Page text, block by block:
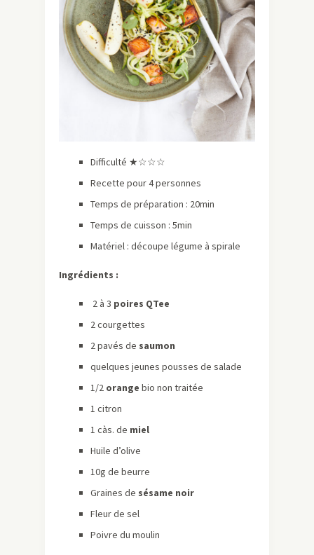
Difficulté ★☆☆☆
Recette pour 4 personnes
Temps de préparation : 20min
Temps de cuisson : 5min
Matériel : découpe légume à spirale
Ingrédients :
2 à 3 poires QTee
2 courgettes
2 pavés de saumon
quelques jeunes pousses de salade
1/2 orange bio non traitée
1 citron
1 càs. de miel
Huile d’olive
10g de beurre
Graines de sésame noir
Fleur de sel
Poivre du moulin